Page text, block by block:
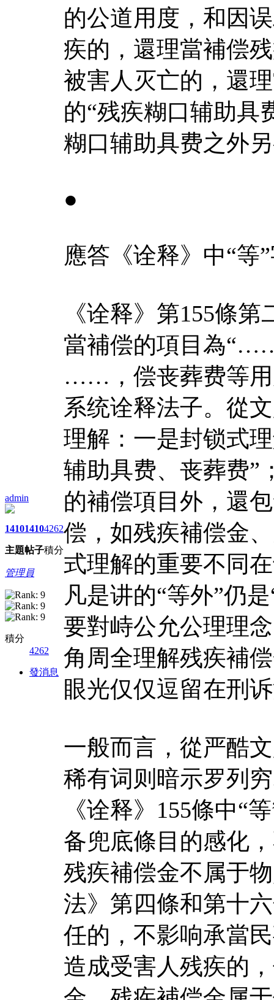
admin
1410
主題
1410
帖子
4262
積分
管理員
積分
4262
發消息
的公道用度，和因
疾的，還理當補偿
被害人灭亡的，還
的“残疾糊口辅助具
糊口辅助具费之外
●
應答《诠释》中“等
《诠释》第155條
當補偿的項目為
……，偿丧葬费等用
系统诠释法子。從
理解：一是封锁式
辅助具费、丧葬费”
的補偿項目外，還
偿，如残疾補偿金
式理解的重要不同
凡是讲的“等外”仍
要對峙公允公理理
角周全理解残疾補
眼光仅仅逗留在刑
一般而言，從严酷
稀有词则暗示罗列
《诠释》155條中“
备兜底條目的感化
残疾補偿金不属于
法》第四條和第十
任的，不影响承當
造成受害人残疾的